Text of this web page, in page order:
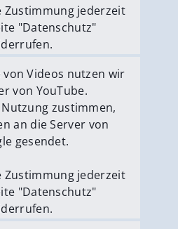
Zustimmung jederzeit
"Datenschutz"
erlauben
von Videos nutzen wir
von YouTube.
zustimmen,
an die Server von
gesendet.
Zustimmung jederzeit
"Datenschutz"